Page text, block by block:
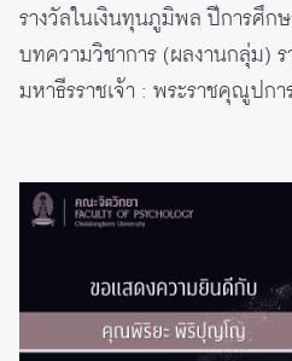
รางวัลในเงินทุนภูมิพล ปีการศึกษ
บทความวิชาการ (ผลงานกลุ่ม)
มหาธีรราชเจ้า : พระราชคุณูปก